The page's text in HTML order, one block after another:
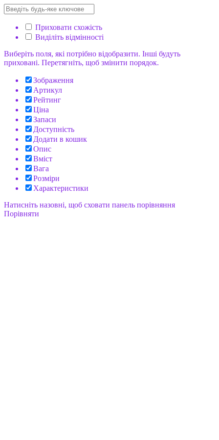
Приховати схожість
Виділіть відмінності
Виберіть поля, які потрібно відобразити. Інші будуть
приховані. Перетягніть, щоб змінити порядок.
Зображення
Артикул
Рейтинг
Ціна
Запаси
Доступність
Додати в кошик
Опис
Вміст
Вага
Розміри
Характеристики
Натисніть назовні, щоб сховати панель порівняння
Порівняти